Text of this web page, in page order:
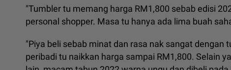
"Tumbler tu memang harga RM1,800 sebab edisi
personal shopper. Masa tu hanya ada lima buah
"Piya beli sebab minat dan rasa nak sangat dengan
peribadi tu naikkan harga sampai RM1,800. Selain